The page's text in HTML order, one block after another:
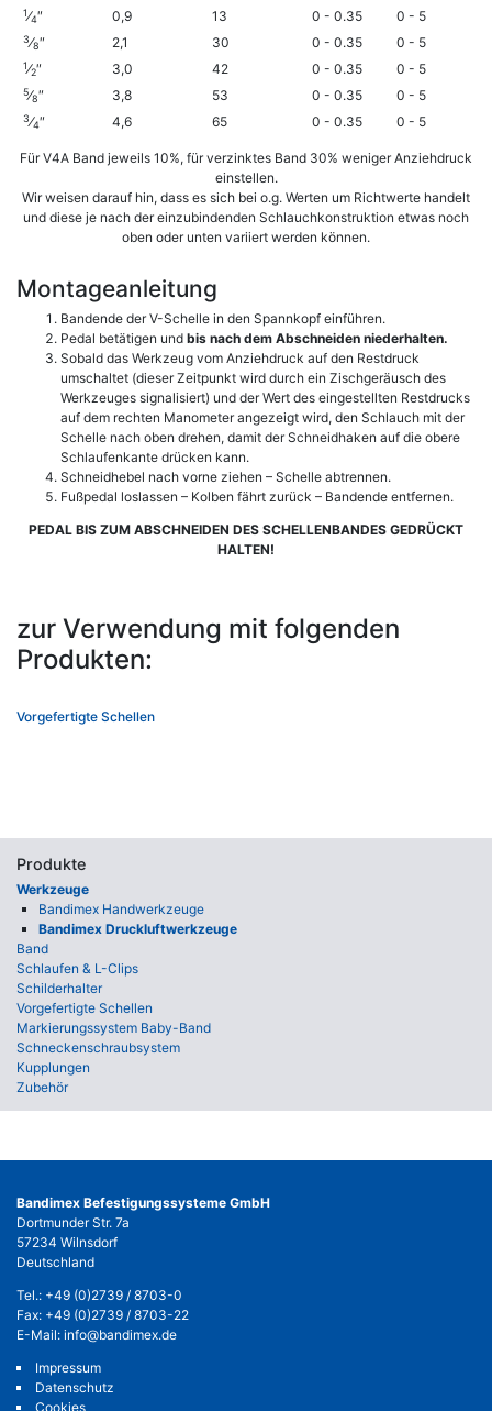
1⁄4″ 0,9 13 0 - 0.35 0 - 5
3⁄8″ 2,1 30 0 - 0.35 0 - 5
1⁄2″ 3,0 42 0 - 0.35 0 - 5
5⁄8″ 3,8 53 0 - 0.35 0 - 5
3⁄4″ 4,6 65 0 - 0.35 0 - 5
Für V4A Band jeweils 10%, für verzinktes Band 30% weniger Anziehdruck
einstellen.
Wir weisen darauf hin, dass es sich bei o.g. Werten um Richtwerte handelt
und diese je nach der einzubindenden Schlauchkonstruktion etwas noch
oben oder unten variiert werden können.
Montageanleitung
Bandende der V-Schelle in den Spannkopf einführen.
Pedal betätigen und bis nach dem Abschneiden niederhalten.
Sobald das Werkzeug vom Anziehdruck auf den Restdruck
umschaltet (dieser Zeitpunkt wird durch ein Zischgeräusch des
Werkzeuges signalisiert) und der Wert des eingestellten Restdrucks
auf dem rechten Manometer angezeigt wird, den Schlauch mit der
Schelle nach oben drehen, damit der Schneidhaken auf die obere
Schlaufenkante drücken kann.
Schneidhebel nach vorne ziehen – Schelle abtrennen.
Fußpedal loslassen – Kolben fährt zurück – Bandende entfernen.
PEDAL BIS ZUM ABSCHNEIDEN DES SCHELLENBANDES GEDRÜCKT
HALTEN!
zur Verwendung mit folgenden
Produkten:
Vorgefertigte Schellen
Produkte
Werkzeuge
Bandimex Handwerkzeuge
Bandimex Druckluftwerkzeuge
Band
Schlaufen & L-Clips
Schilderhalter
Vorgefertigte Schellen
Markierungssystem Baby-Band
Schneckenschraubsystem
Kupplungen
Zubehör
Bandimex Befestigungssysteme GmbH
Dortmunder Str. 7a
57234 Wilnsdorf
Deutschland
Tel.: +49 (0)2739 / 8703-0
Fax: +49 (0)2739 / 8703-22
E-Mail: info@bandimex.de
Impressum
Datenschutz
Cookies